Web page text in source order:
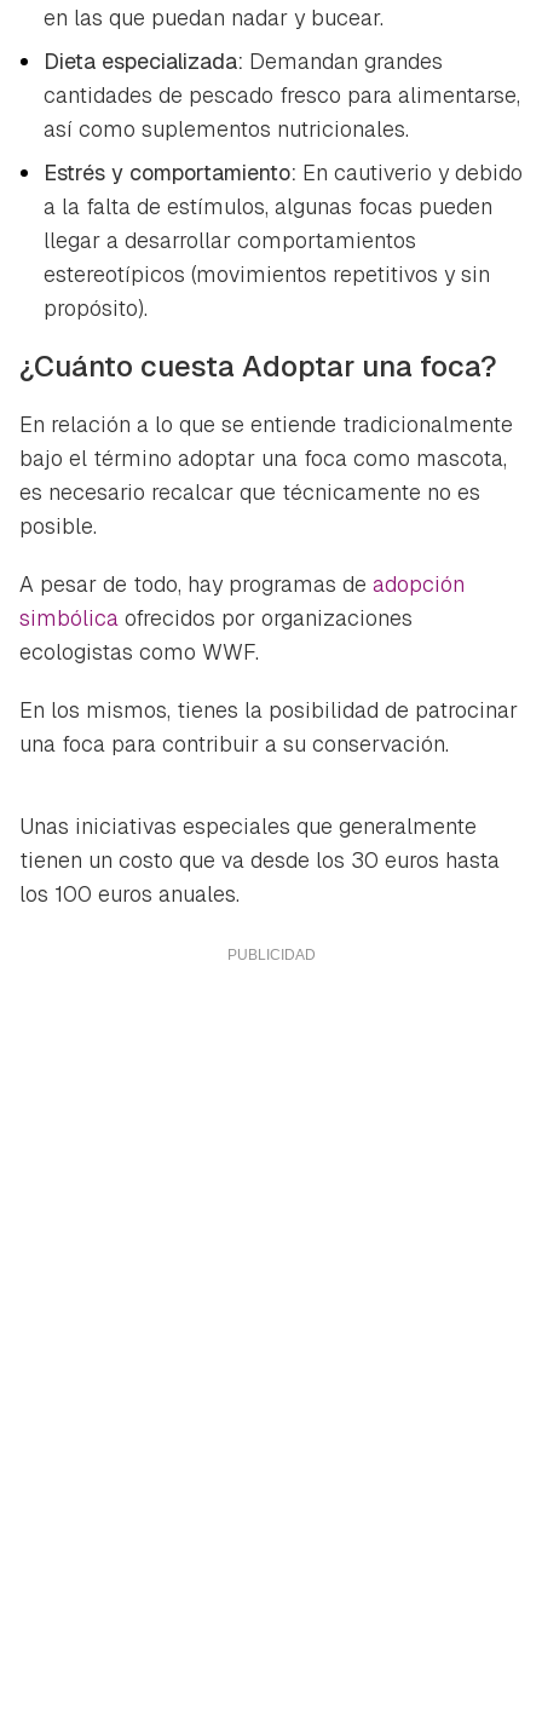
Guardar como favorito
en las que puedan nadar y bucear.
Dieta especializada: Demandan grandes
cantidades de pescado fresco para alimentarse,
así como suplementos nutricionales.
Estrés y comportamiento: En cautiverio y debido
a la falta de estímulos, algunas focas pueden
llegar a desarrollar comportamientos
estereotípicos (movimientos repetitivos y sin
propósito).
¿Cuánto cuestaAdoptar una foca?
En relación a lo que se entiende tradicionalmente
bajo el término adoptar una foca como mascota,
es necesario recalcar que técnicamente no es
posible.
A pesar de todo, hay programas de adopción
simbólica ofrecidos por organizaciones
ecologistas como WWF.
En los mismos, tienes la posibilidad de patrocinar
una foca para contribuir a su conservación.
Unas iniciativas especiales que generalmente
tienen un costo que va desde los 30 euros hasta
los 100 euros anuales.
Contenido enviado
Gracias por suscribirte a nuestro boletín.